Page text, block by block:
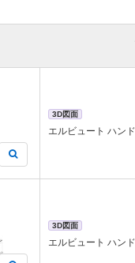
3D図面
エルビュート ハン
3D図面
エルビュート ハン